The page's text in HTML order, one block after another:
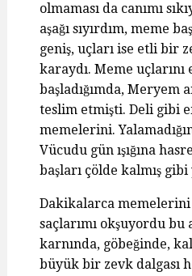
olmaması da canımı
aşağı sıyırdım, meme
geniş, uçları ise etli bir
karaydı. Meme uçlarını
başladığımda, Meryem
teslim etmişti. Deli gibi
memelerini.
Vücudu gün ışığına
başları çölde kalmış gibi
Dakikalarca
saçlarımı okşuyordu
karnında, göbeğinde,
büyük bir zevk dalgası